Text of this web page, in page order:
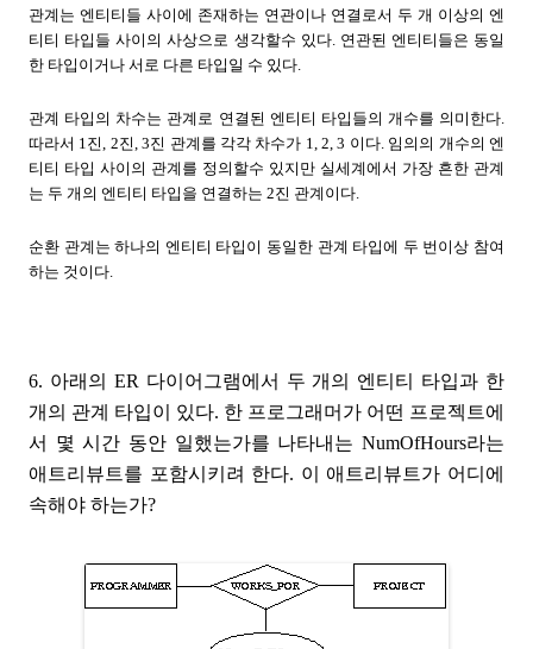
관계는 엔티티들 사이에 존재하는 연관이나 연결로서 두 개 이상의 엔
티티 타입들 사이의 사상으로 생각할수 있다. 연관된 엔티티들은 동일
한 타입이거나 서로 다른 타입일 수 있다.
관계 타입의 차수는 관계로 연결된 엔티티 타입들의 개수를 의미한다.
따라서 1진, 2진, 3진 관계를 각각 차수가 1, 2, 3 이다. 임의의 개수의 엔
티티 타입 사이의 관계를 정의할수 있지만 실세계에서 가장 흔한 관계
는 두 개의 엔티티 타입을 연결하는 2진 관계이다.
순환 관계는 하나의 엔티티 타입이 동일한 관계 타입에 두 번이상 참여
하는 것이다.
6. 아래의 ER 다이어그램에서 두 개의 엔티티 타입과 한
개의 관계 타입이 있다. 한 프로그래머가 어떤 프로젝트에
서 몇 시간 동안 일했는가를 나타내는 NumOfHours라는
애트리뷰트를 포함시키려 한다. 이 애트리뷰트가 어디에
속해야 하는가?